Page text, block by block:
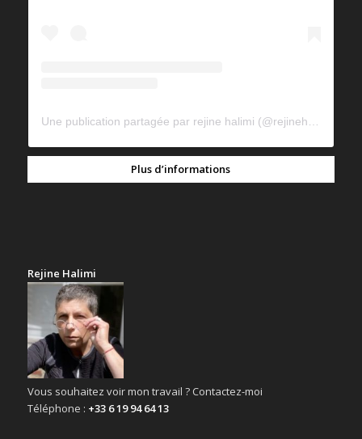
Plus d’informations
Rejine Halimi
Vous souhaitez voir mon travail ? Contactez-moi
Téléphone : +33 6 19 94 64 13